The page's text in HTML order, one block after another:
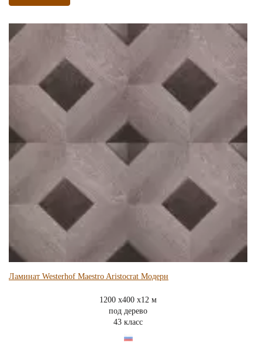
Ламинат Westerhof Maestro Aristocrat Модерн
1200 x400 x12 м
под дерево
43 класс